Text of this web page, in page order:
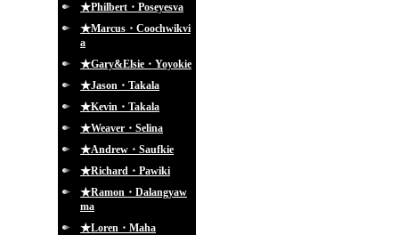
★Philbert・Poseyesva
★Marcus・Coochwikvi
a
★Gary&Elsie・Yoyokie
★Jason・Takala
★Kevin・Takala
★Weaver・Selina
★Andrew・Saufkie
★Richard・Pawiki
★Ramon・Dalangyaw
ma
★Loren・Maha